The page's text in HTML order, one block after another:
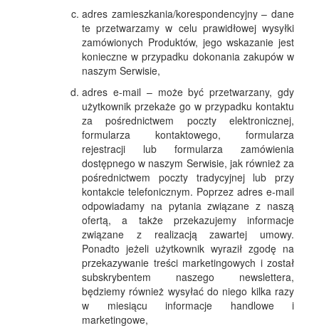
adres zamieszkania/korespondencyjny – dane
te przetwarzamy w celu prawidłowej wysyłki
zamówionych Produktów, jego wskazanie jest
konieczne w przypadku dokonania zakupów w
naszym Serwisie,
adres e-mail – może być przetwarzany, gdy
użytkownik przekaże go w przypadku kontaktu
za pośrednictwem poczty elektronicznej,
formularza kontaktowego, formularza
rejestracji lub formularza zamówienia
dostępnego w naszym Serwisie, jak również za
pośrednictwem poczty tradycyjnej lub przy
kontakcie telefonicznym. Poprzez adres e-mail
odpowiadamy na pytania związane z naszą
ofertą, a także przekazujemy informacje
związane z realizacją zawartej umowy.
Ponadto jeżeli użytkownik wyraził zgodę na
przekazywanie treści marketingowych i został
subskrybentem naszego newslettera,
będziemy również wysyłać do niego kilka razy
w miesiącu informacje handlowe i
marketingowe,